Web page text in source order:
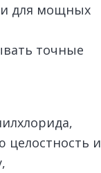
и для мощных
точные
целостность и